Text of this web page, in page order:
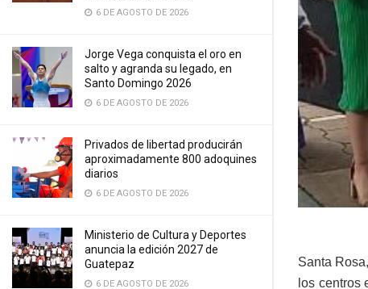
6 DE AGOSTO DE 2026
Jorge Vega conquista el oro en
salto y agranda su legado, en
Santo Domingo 2026
6 DE AGOSTO DE 2026
Privados de libertad producirán
aproximadamente 800 adoquines
diarios
6 DE AGOSTO DE 2026
Ministerio de Cultura y Deportes
anuncia la edición 2027 de
Guatepaz
6 DE AGOSTO DE 2026
Santa
los centros